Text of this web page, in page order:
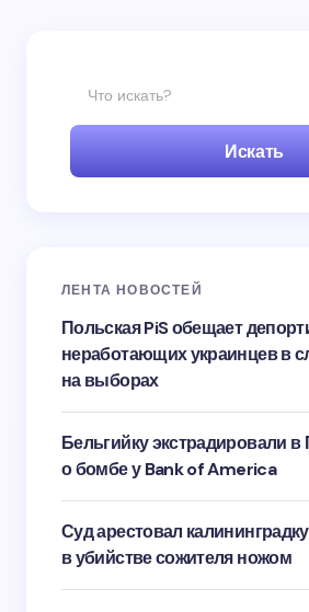
Искать
ЛЕНТА НОВОСТЕЙ
Польская PiS обещает
неработающих украинцев в
на выборах
Бельгийку экстрадировали
о бомбе у Bank of America
Суд арестовал
в убийстве сожителя ножом